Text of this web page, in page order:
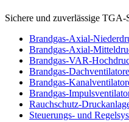
Sichere und zuverlässige TGA-
Brandgas-Axial-
Brandgas-Axial-
Brandgas-VAR-
Brandgas-
Brandgas-
Brandgas-
Rauchschutz-
Steuerungs- und